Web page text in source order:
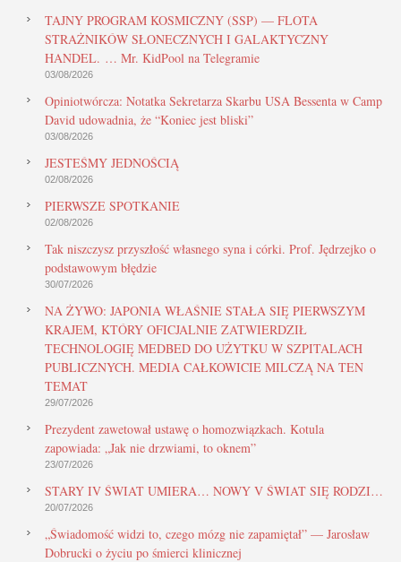
TAJNY PROGRAM KOSMICZNY (SSP) — FLOTA
STRAŻNIKÓW SŁONECZNYCH I GALAKTYCZNY
HANDEL. … Mr. KidPool na Telegramie
03/08/2026
Opiniotwórcza: Notatka Sekretarza Skarbu USA Bessenta w Camp
David udowadnia, że “Koniec jest bliski”
03/08/2026
JESTEŚMY JEDNOŚCIĄ
02/08/2026
PIERWSZE SPOTKANIE
02/08/2026
Tak niszczysz przyszłość własnego syna i córki. Prof. Jędrzejko o
podstawowym błędzie
30/07/2026
NA ŻYWO: JAPONIA WŁAŚNIE STAŁA SIĘ PIERWSZYM
KRAJEM, KTÓRY OFICJALNIE ZATWIERDZIŁ
TECHNOLOGIĘ MEDBED DO UŻYTKU W SZPITALACH
PUBLICZNYCH. MEDIA CAŁKOWICIE MILCZĄ NA TEN
TEMAT
29/07/2026
Prezydent zawetował ustawę o homozwiązkach. Kotula
zapowiada: „Jak nie drzwiami, to oknem”
23/07/2026
STARY IV ŚWIAT UMIERA… NOWY V ŚWIAT SIĘ RODZI…
20/07/2026
„Świadomość widzi to, czego mózg nie zapamiętał” — Jarosław
Dobrucki o życiu po śmierci klinicznej